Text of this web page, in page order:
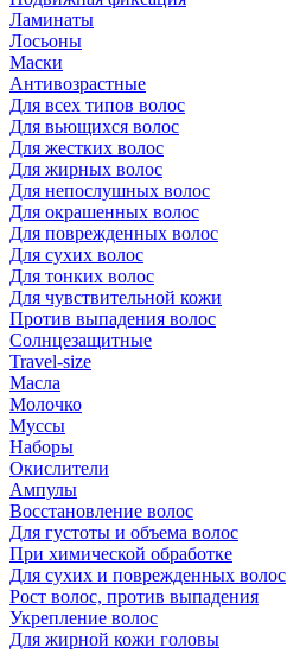
Ламинаты
Лосьоны
Маски
Антивозрастные
Для всех типов волос
Для вьющихся волос
Для жестких волос
Для жирных волос
Для непослушных волос
Для окрашенных волос
Для поврежденных волос
Для сухих волос
Для тонких волос
Для чувствительной кожи
Против выпадения волос
Солнцезащитные
Travel-size
Масла
Молочко
Муссы
Наборы
Окислители
Ампулы
Восстановление волос
Для густоты и объема волос
При химической обработке
Для сухих и поврежденных волос
Рост волос, против выпадения
Укрепление волос
Для жирной кожи головы